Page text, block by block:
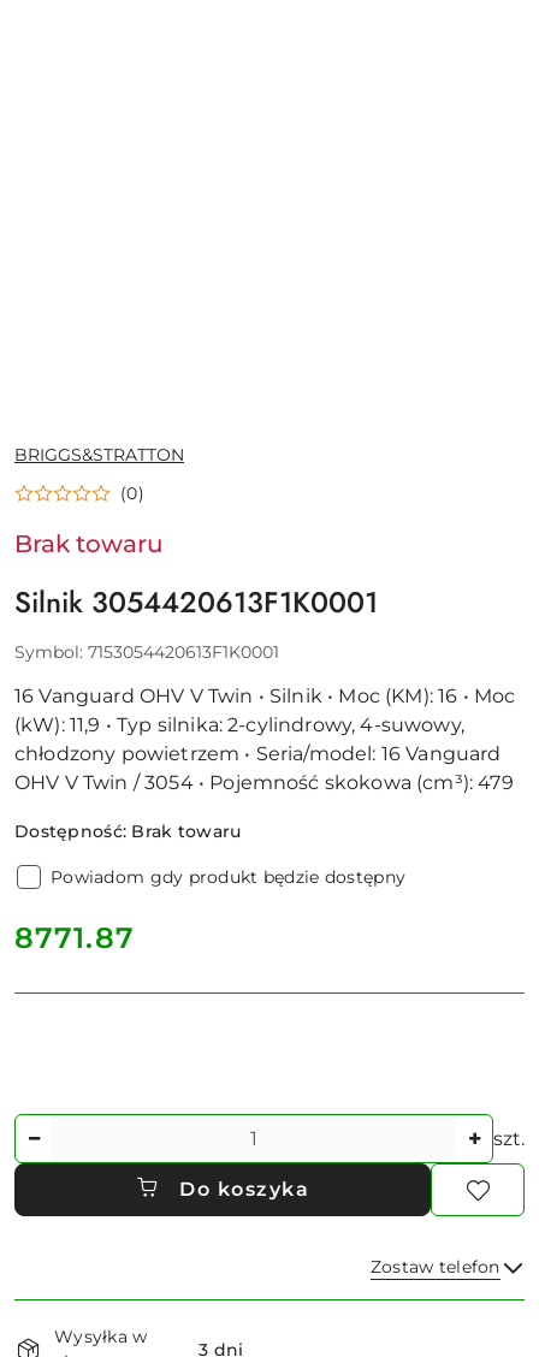
NAZWA
PRODUCENTA:
BRIGGS&STRATTON
(0)
Brak towaru
Silnik 3054420613F1K0001
Symbol: 7153054420613F1K0001
16 Vanguard OHV V Twin • Silnik • Moc (KM): 16 • Moc
(kW): 11,9 • Typ silnika: 2-cylindrowy, 4-suwowy,
chłodzony powietrzem • Seria/model: 16 Vanguard
OHV V Twin / 3054 • Pojemność skokowa (cm³): 479
Dostępność: Brak towaru
Powiadom gdy produkt będzie dostępny
cena:
8771.87
Ilość szt.
Do koszyka
Zostaw telefon
i
Wysyłka w
3 dni